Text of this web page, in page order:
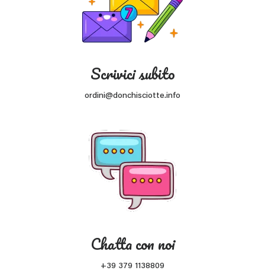
Scrivici subito
ordini@donchisciotte.info
Chatta con noi
+39 379 1138809